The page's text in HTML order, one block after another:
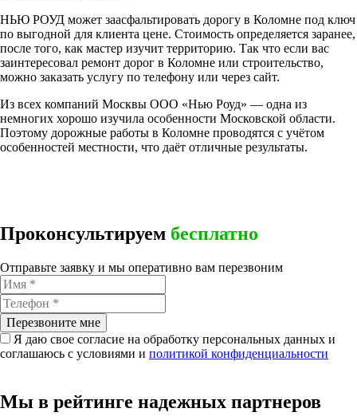
НЬЮ РОУД может заасфальтировать дорогу в Коломне под ключ
по выгодной для клиента цене. Стоимость определяется заранее,
после того, как мастер изучит территорию. Так что если вас
заинтересовал ремонт дорог в Коломне или строительство,
можно заказать услугу по телефону или через сайт.
Из всех компаний Москвы ООО «Нью Роуд» — одна из
немногих хорошо изучила особенности Московской области.
Поэтому дорожные работы в Коломне проводятся с учётом
особенностей местности, что даёт отличные результаты.
Проконсультируем бесплатно
Отправьте заявку и мы оперативно вам перезвоним
Перезвоните мне
Я даю свое согласие на обработку персональных данных и
соглашаюсь с условиями и политикой конфиденциальности
Мы в рейтинге надежных партнеров